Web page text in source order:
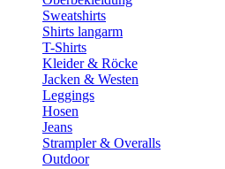
Sweatshirts
Shirts langarm
T-Shirts
Kleider & Röcke
Jacken & Westen
Leggings
Hosen
Jeans
Strampler & Overalls
Outdoor